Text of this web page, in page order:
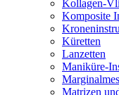
Kollagen-
Komposite
Küretten
Lanzetten
Maniküre-
Matrizen